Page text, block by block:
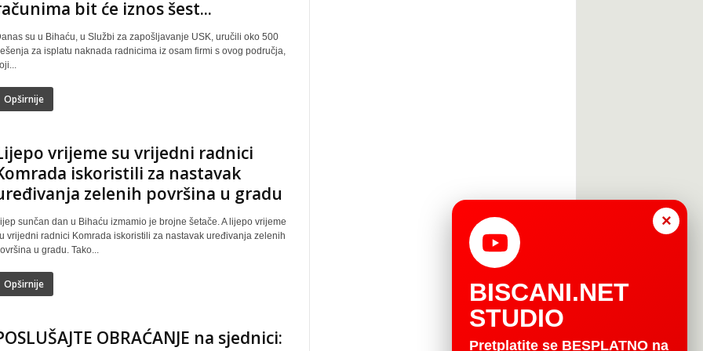
bit će iznos šest...
su u Bihaću, u Službi za zapošljavanje USK, uručili oko 500
za isplatu naknada radnicima iz osam firmi s ovog područja,
Opširnije
vrijeme su vrijedni radnici
iskoristili za nastavak
zelenih površina u gradu
sunčan dan u Bihaću izmamio je brojne šetače. A lijepo vrijeme
vrijedni radnici Komrada iskoristili za nastavak uređivanja zelenih
u gradu. Tako...
Opširnije
OBRAĆANJE na sjednici:
×
BISCANI.NET
STUDIO
Pretplatite se BESPLATNO na